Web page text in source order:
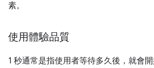
素。
使用體驗品質
1 秒通常是指使用者等待多久後，就會